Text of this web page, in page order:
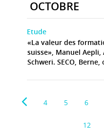
OCTOBRE
Etude
«La valeur des
suisse», Manuel Aepli,
Schweri. SECO,
4 5 6
12